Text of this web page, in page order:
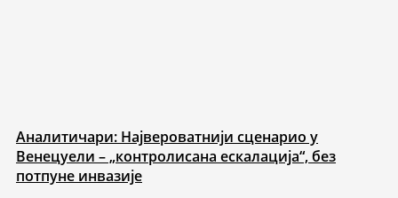
Аналитичари: Највероватнији сценарио у
Венецуели – „контролисана ескалација“, без
потпуне инвазије